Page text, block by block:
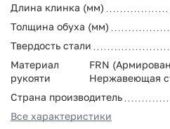
Длина клинка (мм)
Толщина обуха (мм)
Твердость стали
Материал
рукояти
FRN
Нержавеющая
Страна производитель
Все характеристики